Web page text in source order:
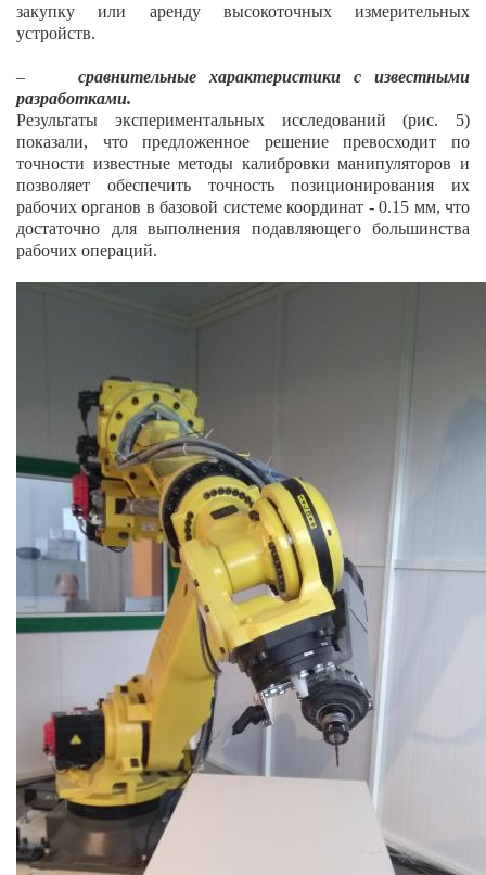
закупку или аренду высокоточных измерительных
устройств.
–
сравнительные характеристики с известными
разработками.
Результаты экспериментальных исследований (рис. 5)
показали, что предложенное решение превосходит по
точности известные методы калибровки манипуляторов и
позволяет обеспечить точность позиционирования их
рабочих органов в базовой системе координат - 0.15 мм, что
достаточно для выполнения подавляющего большинства
рабочих операций.